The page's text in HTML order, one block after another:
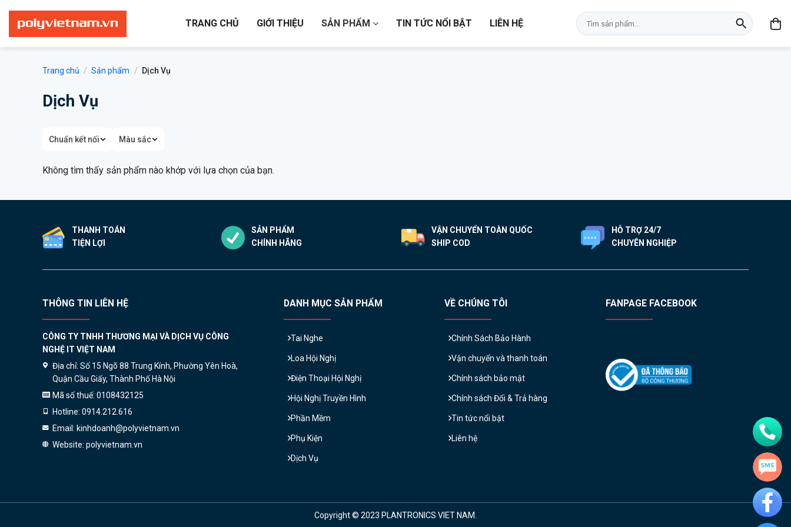
nội
dung
TRANG CHỦ GIỚI THIỆU SẢN PHẨM TIN TỨC NỔI BẬT LIÊN HỆ
Tìm
kiếm:
Trang chủ / Sản phẩm / Dịch Vụ
Dịch Vụ
Chuẩn kết nối Màu sắc
Không tìm thấy sản phẩm nào khớp với lựa chọn của bạn.
THANH TOÁN
TIỆN LỢI
SẢN PHẨM
CHÍNH HÃNG
VẬN CHUYỂN TOÀN QUỐC
SHIP COD
HỖ TRỢ 24/7
CHUYÊN NGHIỆP
THÔNG TIN LIÊN HỆ
CÔNG TY TNHH THƯƠNG MẠI VÀ DỊCH VỤ CÔNG
NGHỆ IT VIỆT NAM
Địa chỉ: Số 15 Ngõ 88 Trung Kính, Phường Yên Hoà,
Quận Cầu Giấy, Thành Phố Hà Nội
Mã số thuế: 0108432125
Hotline: 0914.212.616
Email: kinhdoanh@polyvietnam.vn
Website: polyvietnam.vn
DANH MỤC SẢN PHẨM
Tai Nghe
Loa Hội Nghị
Điện Thoại Hội Nghị
Hội Nghị Truyền Hình
Phần Mềm
Phụ Kiện
Dịch Vụ
VỀ CHÚNG TÔI
Chính Sách Bảo Hành
Vận chuyển và thanh toán
Chính sách bảo mật
Chính sách Đổi & Trả hàng
Tin tức nổi bật
Liên hệ
FANPAGE FACEBOOK
Copyright © 2023 PLANTRONICS VIET NAM.